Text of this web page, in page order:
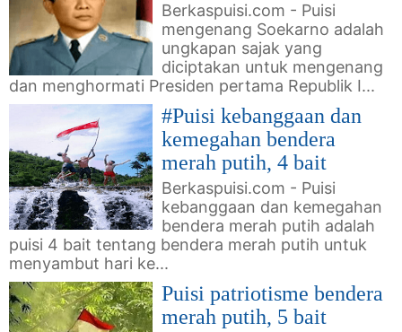
Berkaspuisi.com - Puisi
mengenang Soekarno adalah
ungkapan sajak yang
diciptakan untuk mengenang
dan menghormati Presiden pertama Republik I...
#Puisi kebanggaan dan
kemegahan bendera
merah putih, 4 bait
Berkaspuisi.com - Puisi
kebanggaan dan kemegahan
bendera merah putih adalah
puisi 4 bait tentang bendera merah putih untuk
menyambut hari ke...
Puisi patriotisme bendera
merah putih, 5 bait